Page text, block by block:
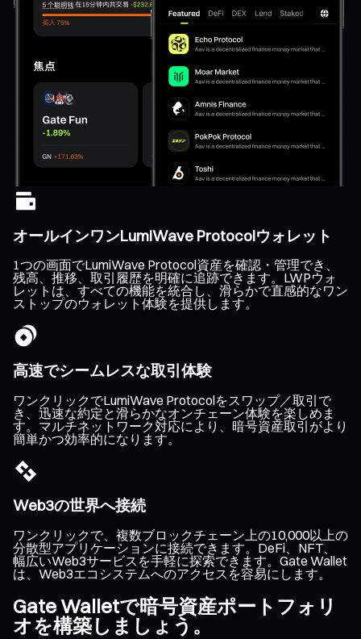
オールインワンLumiWave Protocolウォレット
1つの画面でLumiWave Protocol資産を確認・管理でき、
残高、推移、取引履歴を明確に追跡できます。LWPウォ
レットは、すべての機能を統合し、滑らかで直感的なワン
ストップのウォレット体験を提供します。
高速でシームレスな取引体験
ワンクリックでLumiWave Protocolをスワップ／取引で
き、迅速な約定と滑らかなオンチェーン体験を楽しめま
す。マルチネットワーク対応により、暗号資産取引がより
簡単かつ効率的になります。
Web3の世界へ接続
ワンクリックで、複数ブロックチェーン上の10,000以上の
分散型アプリケーションに接続できます。DeFi、NFT、
幅広いWeb3サービスを手軽に探索できます。Gate Wallet
は、Web3エコシステムへのアクセスを容易にします。
Gate Walletで暗号資産ポートフォリ
オを構築しましょう。